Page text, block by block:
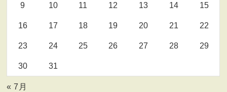
9 10 11 12 13 14 15
16 17 18 19 20 21 22
23 24 25 26 27 28 29
30 31
« 7月